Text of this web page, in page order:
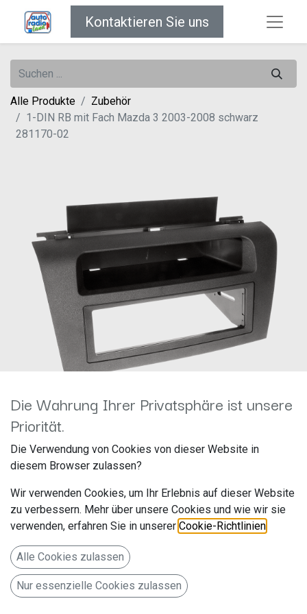
Kontaktieren Sie uns
Alle Produkte
Zubehör
1-DIN RB mit Fach Mazda 3 2003-2008 schwarz
281170-02
1-DIN RB mit Fach Mazda 3
2003-2008 schwarz 281170-
02
Artikelnummer: 281170-02
acv GmbH
Straßburger Allee 10-12
Die Wahrung Ihrer Privatsphäre ist unsere
Priorität.
Die Verwendung von Cookies von dieser Website in
diesem Browser zulassen?
Wir verwenden Cookies, um Ihr Erlebnis auf dieser Website
zu verbessern. Mehr über unsere Cookies und wie wir sie
verwenden, erfahren Sie in unserer Cookie-Richtlinien
Alle Cookies zulassen
Nur essenzielle Cookies zulassen